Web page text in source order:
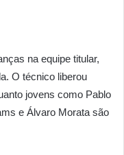
na equipe titular,
O técnico liberou
jovens como Pablo
e Álvaro Morata são